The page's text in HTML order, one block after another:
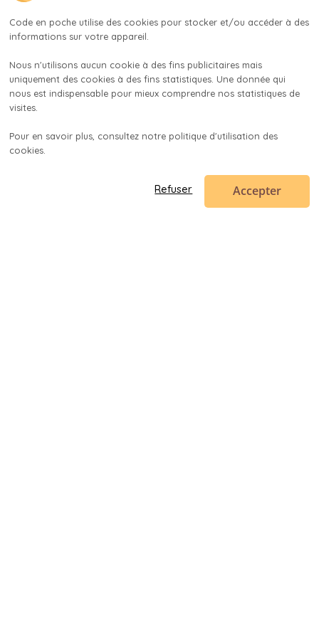
Code en poche utilise des cookies pour stocker et/ou accéder à des
informations sur votre appareil.
Nous n'utilisons aucun cookie à des fins publicitaires mais
uniquement des cookies à des fins statistiques. Une donnée qui
nous est indispensable pour mieux comprendre nos statistiques de
visites.
Pour en savoir plus, consultez notre politique d'utilisation des
cookies.
Refuser Accepter